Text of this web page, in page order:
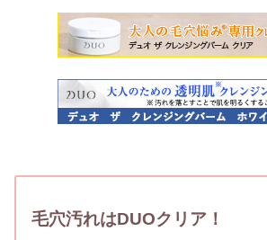
毛穴汚れはDUOクリア！